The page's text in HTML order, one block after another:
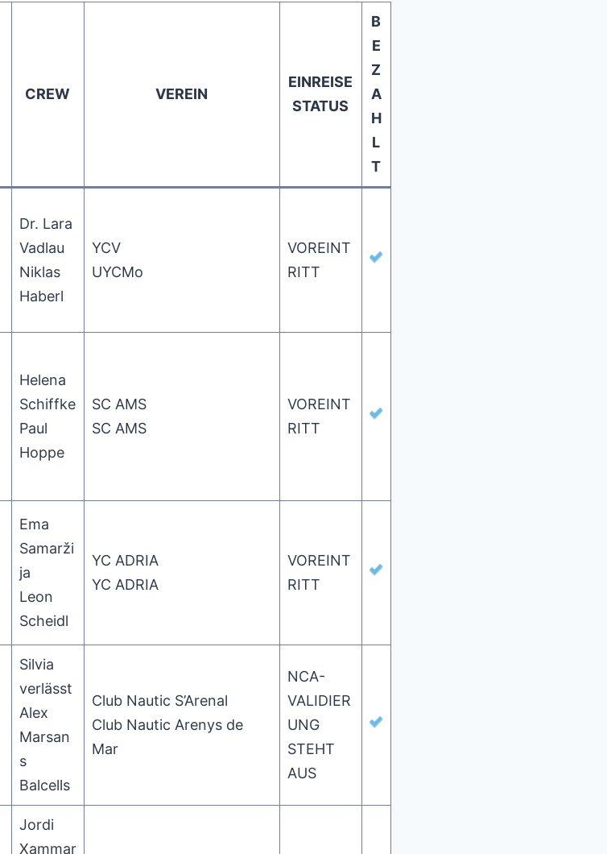
CREW VEREIN
EINREISE
STATUS
B
E
Z
A
H
L
T
Dr. Lara
Vadlau
Niklas
Haberl
YCV
UYCMo
VOREINT
RITT
Helena
Schiffke
Paul
Hoppe
SC AMS
SC AMS
VOREINT
RITT
Ema
Samarži
ja
Leon
Scheidl
YC ADRIA
YC ADRIA
VOREINT
RITT
Silvia
verlässt
Alex
Marsan
s
Balcells
Club Nautic S’Arenal
Club Nautic Arenys de
Mar
NCA-
VALIDIER
UNG
STEHT
AUS
Jordi
Xammar